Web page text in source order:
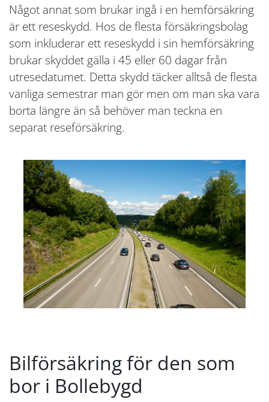
Något annat som brukar ingå i en hemförsäkring
är ett reseskydd. Hos de flesta försäkringsbolag
som inkluderar ett reseskydd i sin hemförsäkring
brukar skyddet gälla i 45 eller 60 dagar från
utresedatumet. Detta skydd täcker alltså de flesta
vanliga semestrar man gör men om man ska vara
borta längre än så behöver man teckna en
separat reseförsäkring.
Bilförsäkring för den som
bor i Bollebygd